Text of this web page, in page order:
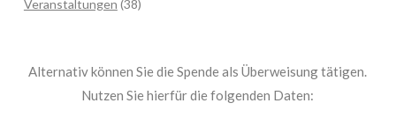
Veranstaltungen (38)
Alternativ können Sie die Spende als Überweisung tätigen.
Nutzen Sie hierfür die folgenden Daten: